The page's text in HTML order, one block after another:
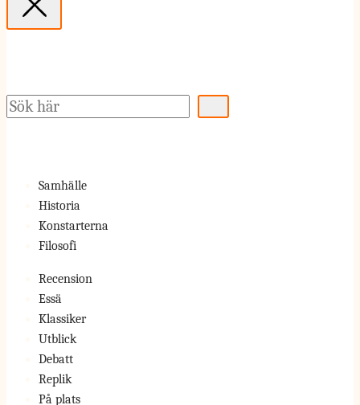
Sök
Samhälle
Historia
Konstarterna
Filosofi
Recension
Essä
Klassiker
Utblick
Debatt
Replik
På plats